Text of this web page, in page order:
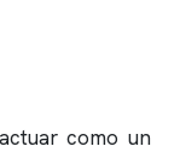
como un